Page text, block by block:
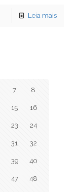
Leia mais
7 8
15 16
23 24
31 32
39 40
47 48